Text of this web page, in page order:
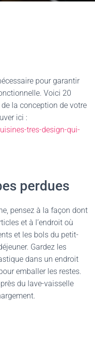
pour garantir
Voici 20
la conception de votre
ici :
tres-design-qui-
perdues
pensez à la façon dont
et à l’endroit où
et les bols du petit-
Gardez les
dans un endroit
emballer les restes.
du lave-vaisselle